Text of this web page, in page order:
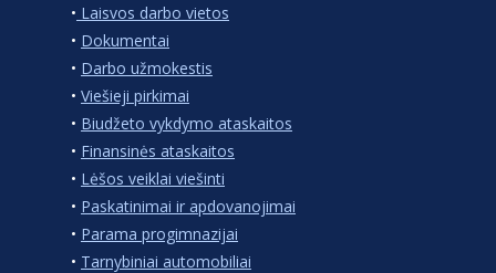
• Laisvos darbo vietos
• Dokumentai
• Darbo užmokestis
• Viešieji pirkimai
• Biudžeto vykdymo ataskaitos
• Finansinės ataskaitos
• Lėšos veiklai viešinti
• Paskatinimai ir apdovanojimai
• Parama progimnazijai
• Tarnybiniai automobiliai